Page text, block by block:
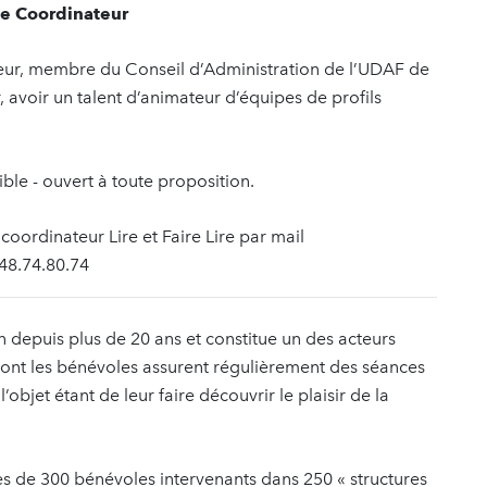
Coordinateur
membre du Conseil d’Administration de l’UDAF de
un talent d’animateur d’équipes de profils
- ouvert à toute proposition.
coordinateur Lire et Faire Lire par mail
depuis plus de 20 ans et constitue un des acteurs
les bénévoles assurent régulièrement des séances
étant de leur faire découvrir le plaisir de la
de 300 bénévoles intervenants dans 250 « structures